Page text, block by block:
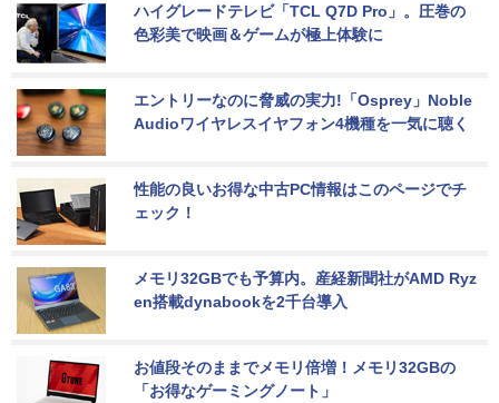
ハイグレードテレビ「TCL Q7D Pro」。圧巻の
色彩美で映画＆ゲームが極上体験に
エントリーなのに脅威の実力!「Osprey」Noble
Audioワイヤレスイヤフォン4機種を一気に聴く
性能の良いお得な中古PC情報はこのページでチ
ェック！
メモリ32GBでも予算内。産経新聞社がAMD Ryz
en搭載dynabookを2千台導入
お値段そのままでメモリ倍増！メモリ32GBの
「お得なゲーミングノート」